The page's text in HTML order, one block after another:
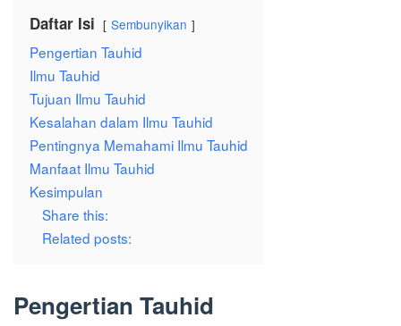
Daftar Isi Sembunyikan
Pengertian Tauhid
Ilmu Tauhid
Tujuan Ilmu Tauhid
Kesalahan dalam Ilmu Tauhid
Pentingnya Memahami Ilmu Tauhid
Manfaat Ilmu Tauhid
Kesimpulan
Share this:
Related posts:
Pengertian Tauhid